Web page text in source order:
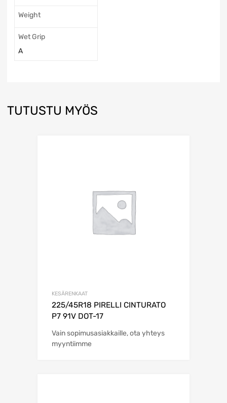
Weight
Wet Grip
A
TUTUSTU MYÖS
KESÄRENKAAT
225/45R18 PIRELLI CINTURATO
P7 91V DOT-17
Vain sopimusasiakkaille, ota yhteys
myyntiimme